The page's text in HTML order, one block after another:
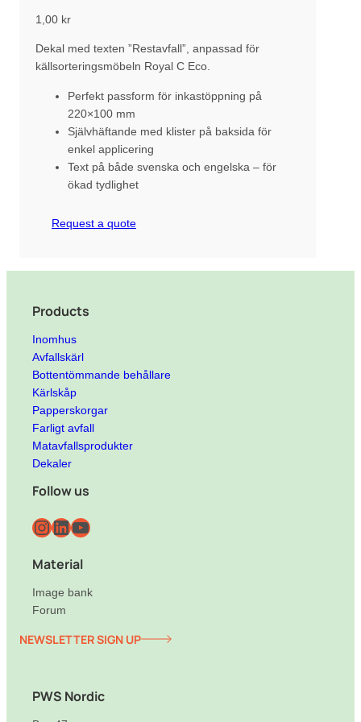
1,00 kr
Dekal med texten ”Restavfall”, anpassad för
källsorteringsmöbeln Royal C Eco.
Perfekt passform för inkastöppning på
220×100 mm
Självhäftande med klister på baksida för
enkel applicering
Text på både svenska och engelska – för
ökad tydlighet
Request a quote
Products
Inomhus
Avfallskärl
Bottentömmande behållare
Kärlskåp
Papperskorgar
Farligt avfall
Matavfallsprodukter
Dekaler
Follow us
InstagramLinkedIn YouTube
Material
Image bank
Forum
NEWSLETTER SIGN UP
PWS Nordic